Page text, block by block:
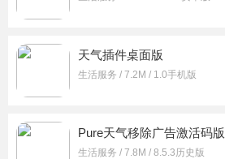
天气插件桌面版
生活服务 / 7.2M / 1.0手机版
Pure天气移除广告激活码版
生活服务 / 7.8M / 8.5.3历史版